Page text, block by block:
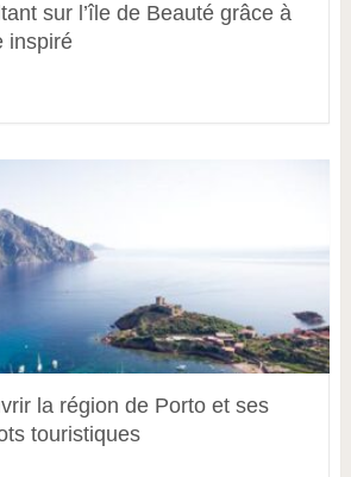
sur l’île de Beauté grâce à
inspiré
la région de Porto et ses
touristiques